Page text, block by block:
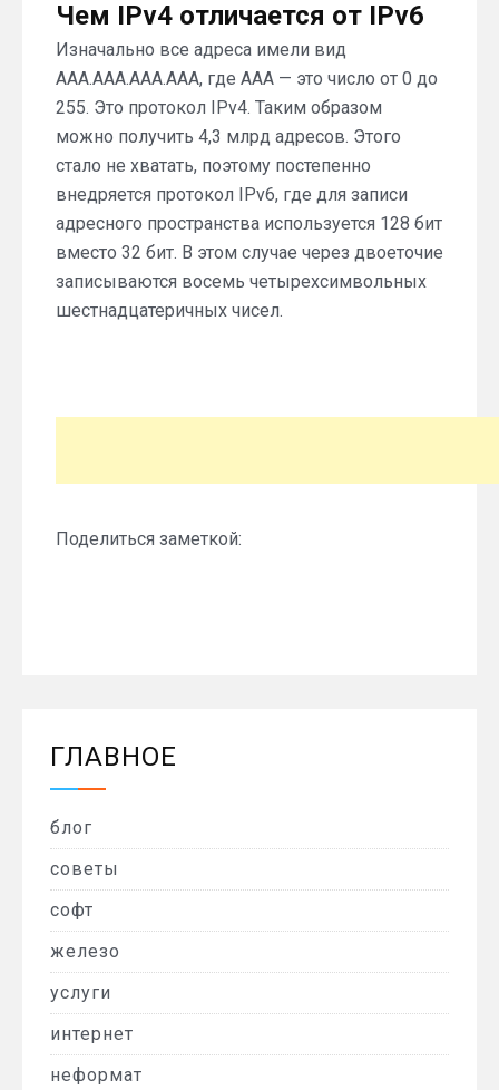
Чем IPv4 отличается от IPv6
Изначально все адреса имели вид
AAA.AAA.AAA.AAA, где AAA — это число от 0 до
255. Это протокол IPv4. Таким образом
можно получить 4,3 млрд адресов. Этого
стало не хватать, поэтому постепенно
внедряется протокол IPv6, где для записи
адресного пространства используется 128 бит
вместо 32 бит. В этом случае через двоеточие
записываются восемь четырехсимвольных
шестнадцатеричных чисел.
Поделиться заметкой:
ГЛАВНОЕ
блог
советы
софт
железо
услуги
интернет
неформат